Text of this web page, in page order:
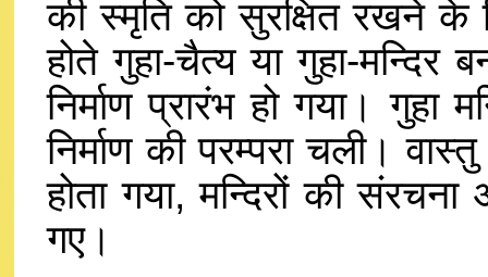
की स्मृति को सुरक्षित रखने के
होते गुहा-चैत्य या गुहा-मन्दिर
निर्माण प्रारंभ हो गया। गुहा
निर्माण की परम्परा चली।
होता गया, मन्दिरों की
गए।